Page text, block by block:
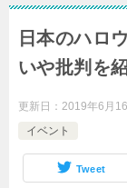
日本のハロ
いや批判を
更新日： 2019年6月
イベント
Tweet